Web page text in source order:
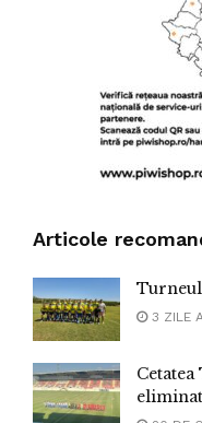
Articole
Turneul
3 ZILE